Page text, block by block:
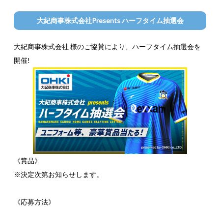
大紀商事株式会社Presents ハーフタイム抽選会
大紀商事株式会社 様のご協賛により、ハーフタイム抽選会を
開催!
《賞品》
※決定次第お知らせします。
《応募方法》